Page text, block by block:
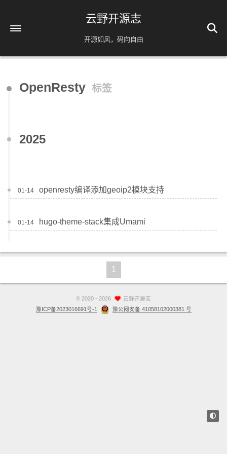
云野开源志
开源如风，码向自由
解忧杂货铺
镜像源速配
分类
免责声明
关于
OpenResty 标签
2025
01-14 openresty编译添加geoip2模块支持
01-14 hugo-theme-stack集成Umami
1
© 2020 - 2026
云野开源志
豫ICP备2023016691号-1
豫公网安备 41058102000381 号